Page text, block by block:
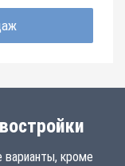
варианты, кроме